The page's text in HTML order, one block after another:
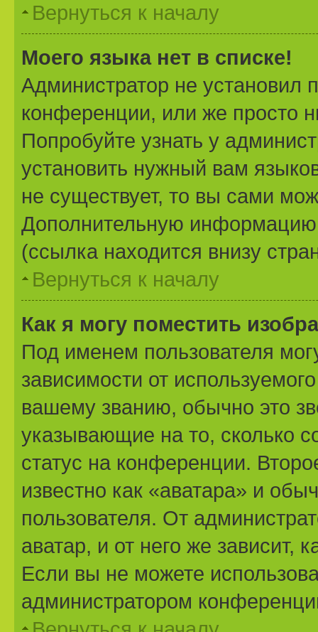
Вернуться к началу
Моего языка нет в списке!
Администратор не установил
конференции, или же просто
Попробуйте узнать у
установить нужный вам
не существует, то вы сами
Дополнительную информацию
(ссылка находится внизу
Вернуться к началу
Как я могу поместить
Под именем пользователя
зависимости от
вашему званию, обычно это
указывающие на то, сколько
статус на конференции.
известно как «аватара» и
пользователя. От
аватар, и от него же зависит,
Если вы не можете
администратором